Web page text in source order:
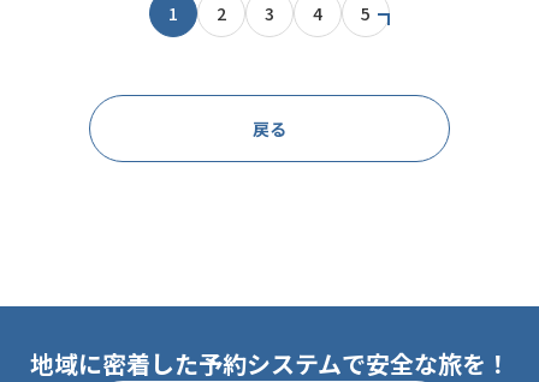
1 2 3 4 5
戻る
地域に密着した予約システムで安全な旅を！